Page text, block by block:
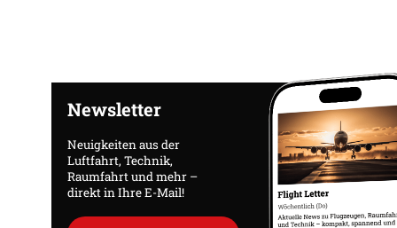
Newsletter
Neuigkeiten aus der
Luftfahrt, Technik,
Raumfahrt und mehr –
direkt in Ihre E-Mail!